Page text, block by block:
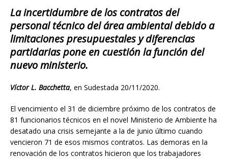
La incertidumbre de los contratos del
personal técnico del área ambiental debido a
limitaciones presupuestales y diferencias
partidarias pone en cuestión la función del
nuevo ministerio.
Víctor L. Bacchetta, en Sudestada 20/11/2020.
El vencimiento el 31 de diciembre próximo de los contratos de
81 funcionarios técnicos en el novel Ministerio de Ambiente ha
desatado una crisis semejante a la de junio último cuando
vencieron 71 de esos mismos contratos. Las demoras en la
renovación de los contratos hicieron que los trabajadores